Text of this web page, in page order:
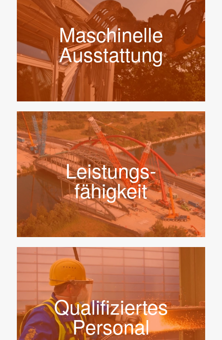
Maschinelle
Ausstattung
Leistungs­
fähigkeit
Qualifiziertes
Personal